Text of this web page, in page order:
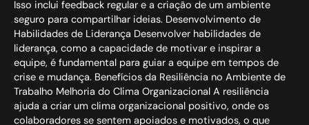
Isso inclui feedback regular e a criação de um ambiente
seguro para compartilhar ideias. Desenvolvimento de
Habilidades de Liderança Desenvolver habilidades de
liderança, como a capacidade de motivar e inspirar a
equipe, é fundamental para guiar a equipe em tempos de
crise e mudança. Benefícios da Resiliência no Ambiente de
Trabalho Melhoria do Clima Organizacional A resiliência
ajuda a criar um clima organizacional positivo, onde os
colaboradores se sentem apoiados e motivados, o que